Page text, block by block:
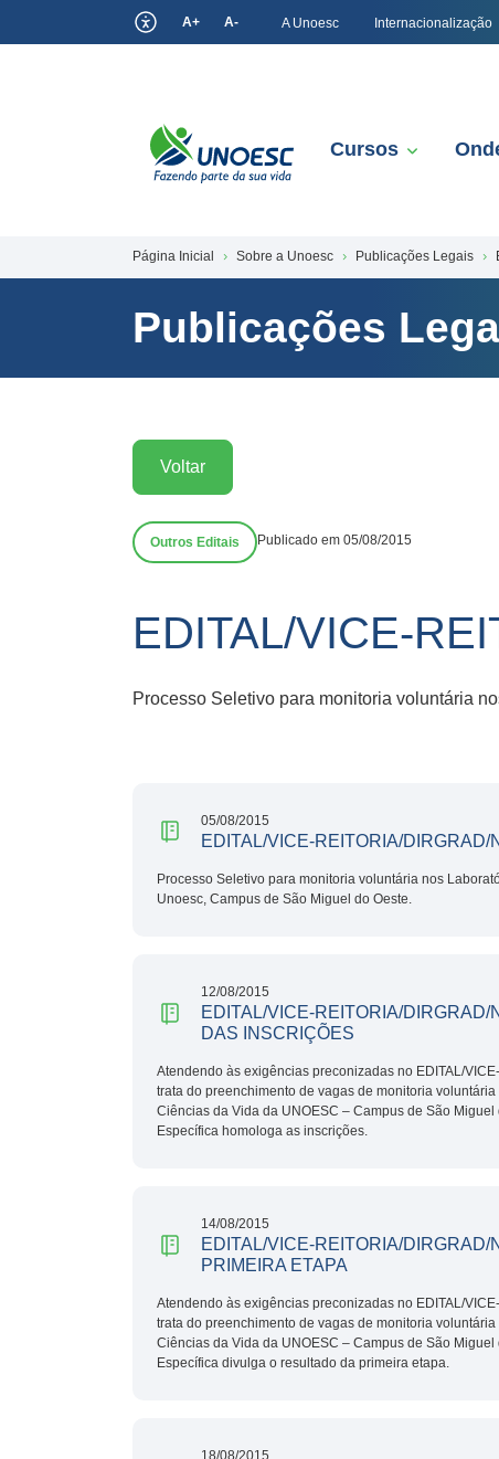
A+ A- A Unoesc Internacionalização
Cursos
Página Inicial Sobre a Unoesc Publicações Legais
Publicações
Voltar
Outros Editais Publicado em 05/08/2015
EDITAL/VICE-
Processo Seletivo para monitoria voluntária
05/08/2015
EDITAL/VICE-REITORIA/DIRGRAD/
Processo Seletivo para monitoria voluntária nos
Unoesc, Campus de São Miguel do Oeste.
12/08/2015
EDITAL/VICE-REITORIA/DIRGRAD/
DAS INSCRIÇÕES
Atendendo às exigências preconizadas no EDITAL/
trata do preenchimento de vagas de monitoria
Ciências da Vida da UNOESC – Campus de São
Específica homologa as inscrições.
14/08/2015
EDITAL/VICE-REITORIA/DIRGRAD/
PRIMEIRA ETAPA
Atendendo às exigências preconizadas no EDITAL/
trata do preenchimento de vagas de monitoria
Ciências da Vida da UNOESC – Campus de São
Específica divulga o resultado da primeira etapa.
18/08/2015